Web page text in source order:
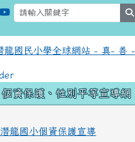
個資保護、性別平等宣導網
潛龍國小個資保護宣導